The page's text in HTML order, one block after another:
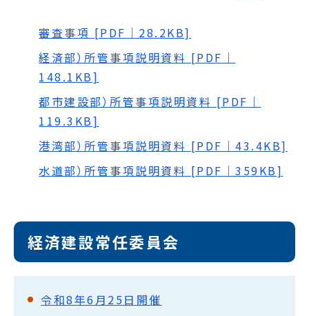
審査事項 [PDF｜28.2KB]
経済部）所管事項説明資料 [PDF｜
148.1KB]
都市建設部）所管事項説明資料 [PDF｜
119.3KB]
港湾部）所管事項説明資料 [PDF｜43.4KB]
水道部）所管事項説明資料 [PDF｜359KB]
経済建設常任委員会
令和8年6月25日開催